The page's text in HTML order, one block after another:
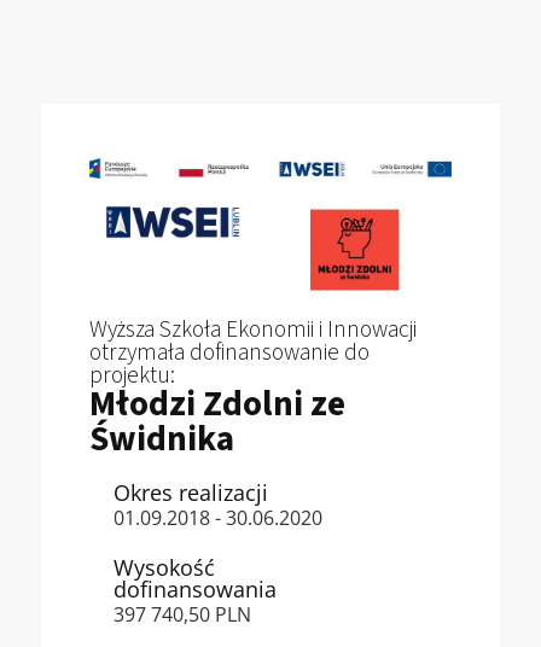
Wyższa Szkoła Ekonomii i Innowacji
otrzymała dofinansowanie do
projektu:
Młodzi Zdolni ze
Świdnika
Okres realizacji
01.09.2018 - 30.06.2020
Wysokość
dofinansowania
397 740,50 PLN